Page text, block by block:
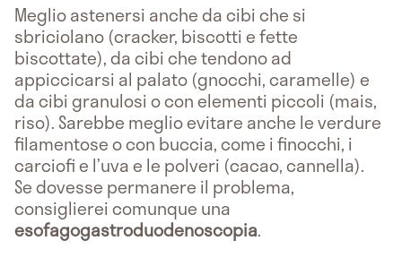
Meglio astenersi anche da cibi che si
sbriciolano (cracker, biscotti e fette
biscottate), da cibi che tendono ad
appiccicarsi al palato (gnocchi, caramelle) e
da cibi granulosi o con elementi piccoli (mais,
riso). Sarebbe meglio evitare anche le verdure
filamentose o con buccia, come i finocchi, i
carciofi e l’uva e le polveri (cacao, cannella).
Se dovesse permanere il problema,
consiglierei comunque una
esofagogastroduodenoscopia.